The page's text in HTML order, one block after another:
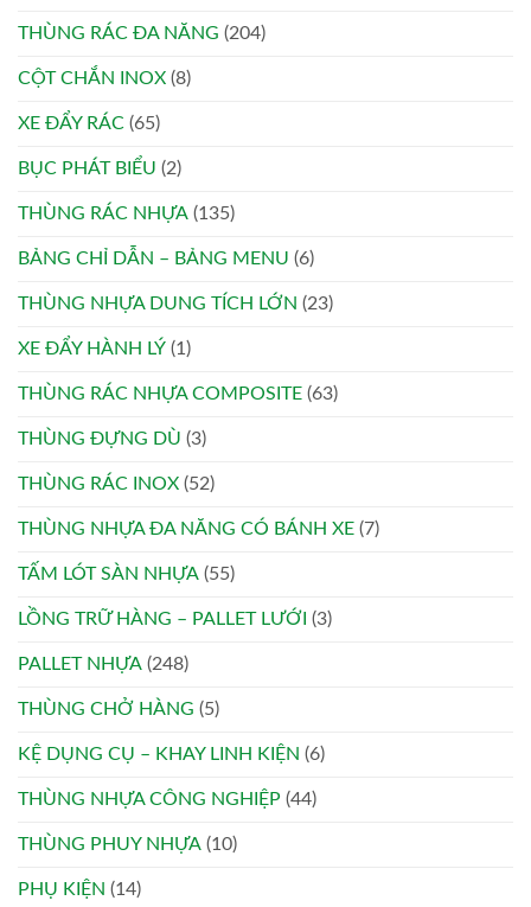
THÙNG RÁC ĐA NĂNG (204)
CỘT CHẮN INOX (8)
XE ĐẨY RÁC (65)
BỤC PHÁT BIỂU (2)
THÙNG RÁC NHỰA (135)
BẢNG CHỈ DẪN – BẢNG MENU (6)
THÙNG NHỰA DUNG TÍCH LỚN (23)
XE ĐẨY HÀNH LÝ (1)
THÙNG RÁC NHỰA COMPOSITE (63)
THÙNG ĐỰNG DÙ (3)
THÙNG RÁC INOX (52)
THÙNG NHỰA ĐA NĂNG CÓ BÁNH XE (7)
TẤM LÓT SÀN NHỰA (55)
LỒNG TRỮ HÀNG – PALLET LƯỚI (3)
PALLET NHỰA (248)
THÙNG CHỞ HÀNG (5)
KỆ DỤNG CỤ – KHAY LINH KIỆN (6)
THÙNG NHỰA CÔNG NGHIỆP (44)
THÙNG PHUY NHỰA (10)
PHỤ KIỆN (14)